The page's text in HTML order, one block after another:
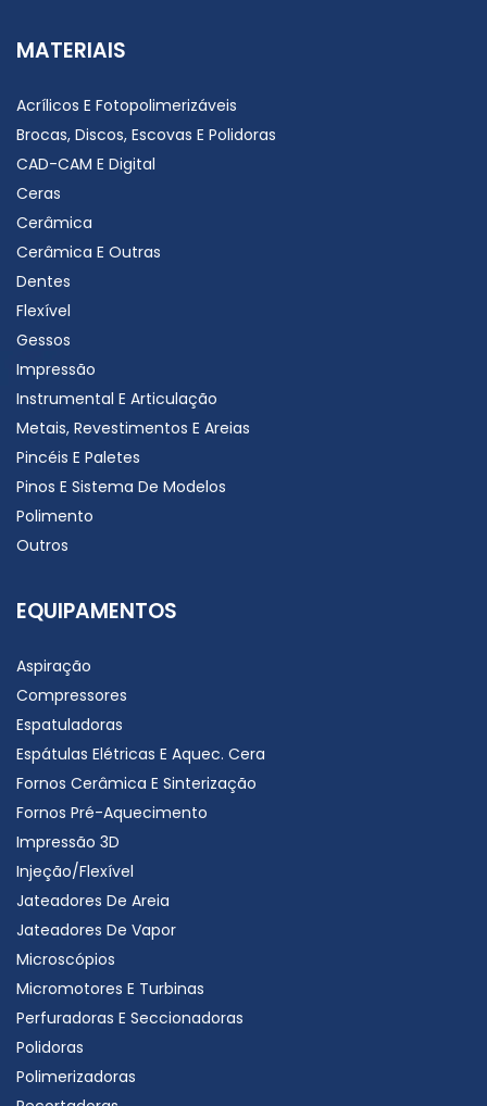
MATERIAIS
Acrílicos E Fotopolimerizáveis
Brocas, Discos, Escovas E Polidoras
CAD-CAM E Digital
Ceras
Cerâmica
Cerâmica E Outras
Dentes
Flexível
Gessos
Impressão
Instrumental E Articulação
Metais, Revestimentos E Areias
Pincéis E Paletes
Pinos E Sistema De Modelos
Polimento
Outros
EQUIPAMENTOS
Aspiração
Compressores
Espatuladoras
Espátulas Elétricas E Aquec. Cera
Fornos Cerâmica E Sinterização
Fornos Pré-Aquecimento
Impressão 3D
Injeção/Flexível
Jateadores De Areia
Jateadores De Vapor
Microscópios
Micromotores E Turbinas
Perfuradoras E Seccionadoras
Polidoras
Polimerizadoras